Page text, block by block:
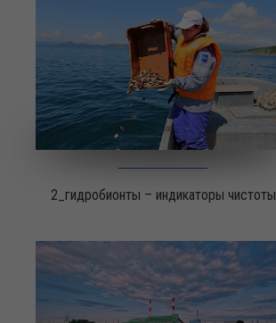
2_гидробионты – индикаторы чистоты